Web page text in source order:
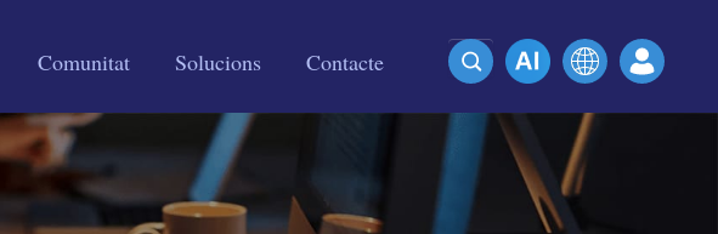
Comunitat Solucions Contacte